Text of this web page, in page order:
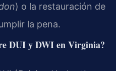
) o la restauración de
la pena.
DUI y DWI en Virginia?